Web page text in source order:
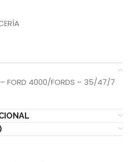
– FORD 4000/FORDS – 35/47/7